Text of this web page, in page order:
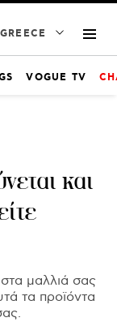
GREECE
VOGUE TV
και
μαλλιά σας
τα προϊόντα